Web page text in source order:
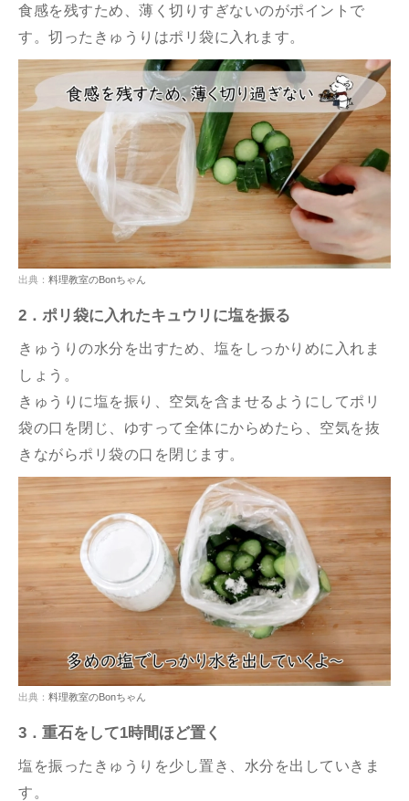
食感を残すため、薄く切りすぎないのがポイントで
す。切ったきゅうりはポリ袋に入れます。
出典： 料理教室のBonちゃん
2．ポリ袋に入れたキュウリに塩を振る
きゅうりの水分を出すため、塩をしっかりめに入れま
しょう。
きゅうりに塩を振り、空気を含ませるようにしてポリ
袋の口を閉じ、ゆすって全体にからめたら、空気を抜
きながらポリ袋の口を閉じます。
出典： 料理教室のBonちゃん
3．重石をして1時間ほど置く
塩を振ったきゅうりを少し置き、水分を出していきま
す。